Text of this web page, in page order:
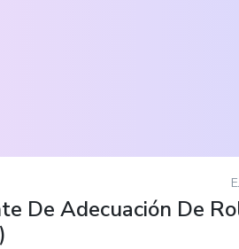
De Adecuación De
)